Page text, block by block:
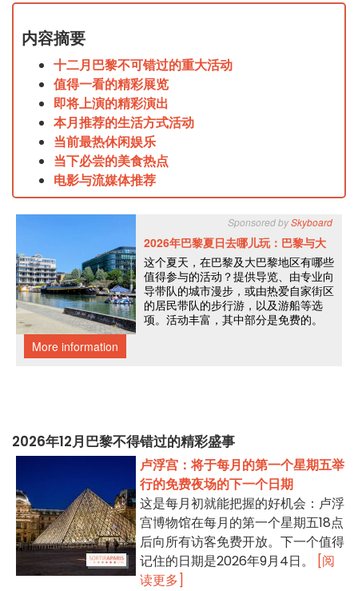
内容摘要
十二月巴黎不可错过的重大活动
值得一看的精彩展览
即将上演的精彩演出
本月推荐的生活方式活动
当前最热休闲娱乐
当下必尝的美食热点
电影与流媒体推荐
2026年12月巴黎不得错过的精彩盛事
卢浮宫：将于每月的第一个星期五举
行的免费夜场的下一个日期
这是每月初就能把握的好机会：卢浮
宫博物馆在每月的第一个星期五18点
后向所有访客免费开放。下一个值得
记住的日期是2026年9月4日。
[阅
读更多]